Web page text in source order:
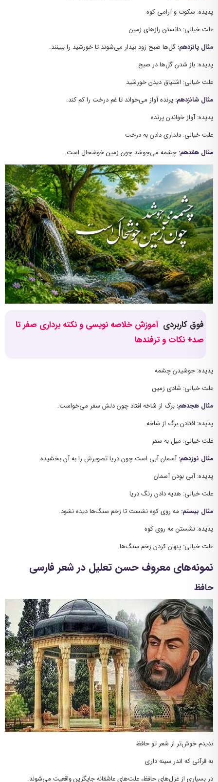
پدیده: سکوت و آرامی کوه
علت خیالی: دانستن رازهای زمین
مثال پانزدهم: گل‌ها صبح زود بیدار می‌شوند تا خورشید را ببینند.
پدیده: باز شدن گل‌ها در صبح
علت خیالی: اشتیاق دیدن خورشید
مثال شانزدهم: پرنده آواز می‌خواند تا غم درخت را کم کند.
پدیده: آواز خواندن پرنده
علت خیالی: دلداری دادن به درخت
مثال هفدهم: چشمه می‌جوشد چون زمین خوشحال است.
فوق کاربردی آموزش خلاصه نویسی و نکته برداری صفر تا
صد+ نکات و ترفندها
پدیده: جوشیدن چشمه
علت خیالی: شادی زمین
مثال هجدهم: برگ از شاخه افتاد چون دلش سفر می‌خواست.
پدیده: افتادن برگ از شاخه
علت خیالی: میل به سفر
مثال نوزدهم:آسمان آبی است چون دریا تصویرش را به آن بخشیده.
پدیده: آبی بودن آسمان
علت خیالی: هدیه دادن رنگ دریا
مثال بیستم: مه روی کوه نشست تا زخم سنگ‌ها دیده نشود.
پدیده: نشستن مه روی کوه
علت خیالی: پنهان کردن زخم سنگ‌ها.
نمونه‌های معروف حسن تعلیل در شعر فارسی
حافظ
ندیدم خوش‌تر از شعر تو حافظ
به قرآنی که اندر سینه داری
در بسیاری از غزل‌های حافظ، علت‌های عاشقانه جایگزین واقعیت می‌شوند.